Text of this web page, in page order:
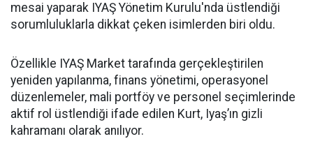
mesai yaparak IYAŞ Yönetim Kurulu'nda üstlendiği
sorumluluklarla dikkat çeken isimlerden biri oldu.
Özellikle IYAŞ Market tarafında gerçekleştirilen
yeniden yapılanma, finans yönetimi, operasyonel
düzenlemeler, mali portföy ve personel seçimlerinde
aktif rol üstlendiği ifade edilen Kurt, Iyaş’ın gizli
kahramanı olarak anılıyor.